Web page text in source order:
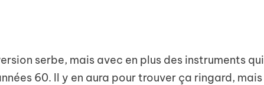
serbe, mais avec en plus des instruments qui
60. Il y en aura pour trouver ça ringard, mais